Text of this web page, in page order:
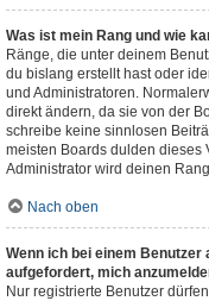
Was ist mein Rang und wie
Ränge, die unter deinem
du bislang erstellt hast oder
und Administratoren.
direkt ändern, da sie von der
schreibe keine sinnlosen
meisten Boards dulden dieses
Administrator wird deinen
Nach oben
Wenn ich bei einem
aufgefordert, mich
Nur registrierte Benutzer